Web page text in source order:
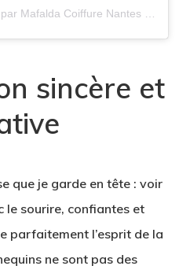
sincère et
que je garde en tête : voir
le sourire, confiantes et
parfaitement l’esprit de la
ne sont pas des